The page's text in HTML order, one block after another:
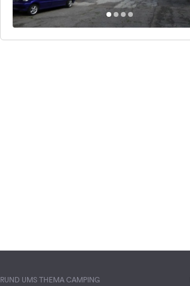
RUND UMS THEMA CAMPING